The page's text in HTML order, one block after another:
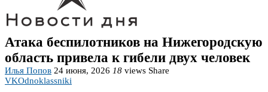
Атака беспилотников на Нижегородскую
область привела к гибели двух человек
Илья Попов 24 июня, 2026 18 views Share
VKOdnoklassniki